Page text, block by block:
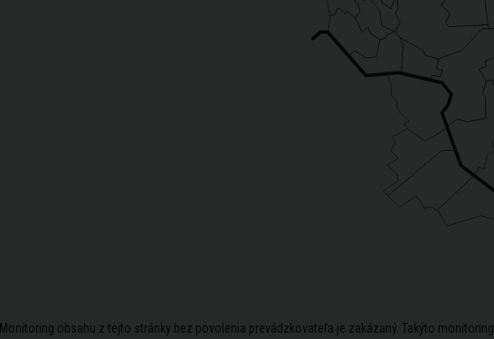
Monitoring obsahu z tejto stránky bez povolenia prevádzkovateľa je zakázaný. Takýto monitoring